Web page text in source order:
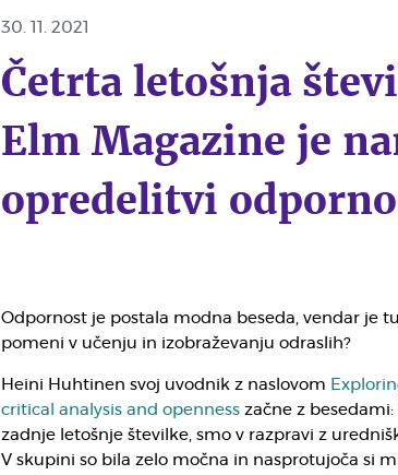
30. 11. 2021
Četrta letošnja
Elm Magazine je
opredelitvi
Odpornost je postala modna beseda, vendar je
pomeni v učenju in izobraževanju odraslih?
Heini Huhtinen svoj uvodnik z naslovom
critical analysis and opennesszačne z besedami:
zadnje letošnje številke, smo v razpravi z
V skupini so bila zelo močna in nasprotujoča si